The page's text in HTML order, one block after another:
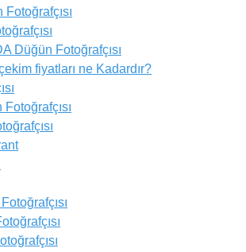
Düğün Fotoğrafçısı
fiyatları ne Kadardır?